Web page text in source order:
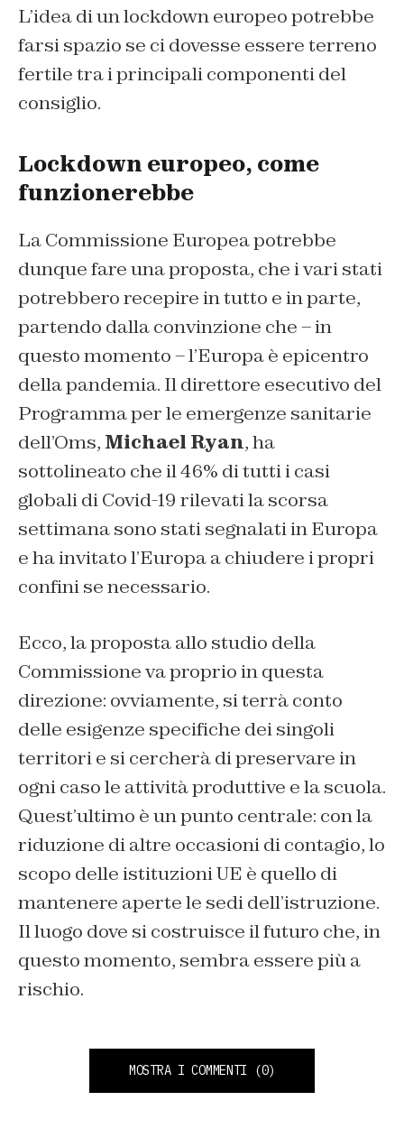
L’idea di un lockdown europeo potrebbe
farsi spazio se ci dovesse essere terreno
fertile tra i principali componenti del
consiglio.
Lockdown europeo, come
funzionerebbe
La Commissione Europea potrebbe
dunque fare una proposta, che i vari stati
potrebbero recepire in tutto e in parte,
partendo dalla convinzione che – in
questo momento – l’Europa è epicentro
della pandemia. Il direttore esecutivo del
Programma per le emergenze sanitarie
dell’Oms, Michael Ryan, ha
sottolineato che il 46% di tutti i casi
globali di Covid-19 rilevati la scorsa
settimana sono stati segnalati in Europa
e ha invitato l’Europa a chiudere i propri
confini se necessario.
Ecco, la proposta allo studio della
Commissione va proprio in questa
direzione: ovviamente, si terrà conto
delle esigenze specifiche dei singoli
territori e si cercherà di preservare in
ogni caso le attività produttive e la scuola.
Quest’ultimo è un punto centrale: con la
riduzione di altre occasioni di contagio, lo
scopo delle istituzioni UE è quello di
mantenere aperte le sedi dell’istruzione.
Il luogo dove si costruisce il futuro che, in
questo momento, sembra essere più a
rischio.
MOSTRA I COMMENTI (0)